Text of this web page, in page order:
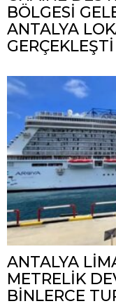
BÖLGESİ
ANTALYA
GERÇEKLEŞTİ
ANTALYA
METRELİK
BİNLERCE